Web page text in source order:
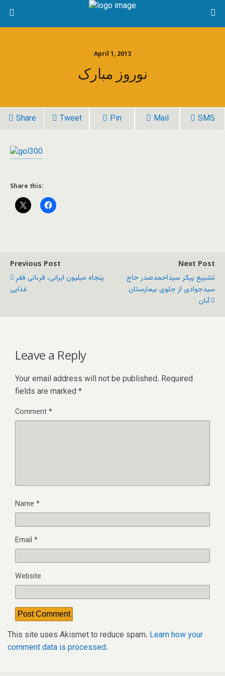
April 1, 2013
نوروز مبارک
Share Tweet Pin Mail SMS
Share this:
Previous Post
پنجاه میلیون ایرانی، قربانی فقرِ
غذایی
Next Post
تشییع پیکر سیداحمدصدر حاج
سیدجوادی از جلوی بیمارستان
آبان
Leave a Reply
Your email address will not be published. Required
fields are marked *
Comment*
Name *
Email *
Website
This site uses Akismet to reduce spam. Learn how your
comment data is processed.